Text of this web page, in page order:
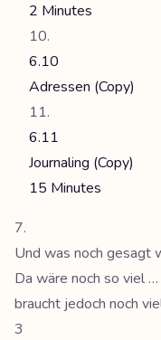
2 Minutes
6.10
Adressen (Copy)
6.11
Journaling (Copy)
15 Minutes
Und was noch gesagt
Da wäre noch so viel
braucht jedoch noch
3